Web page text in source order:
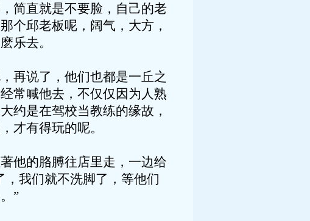
简直就是不要脸，自己的老
个邱老板呢，阔气，大方，
乐去。
再说了，他们也都是一丘之
常喊他去，不仅仅因为人熟
约是在驾校当教练的缘故，
才有得玩的呢。
他的胳膊往店里走，一边给
我们就不洗脚了，等他们
”